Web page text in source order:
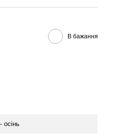
В бажання
осінь